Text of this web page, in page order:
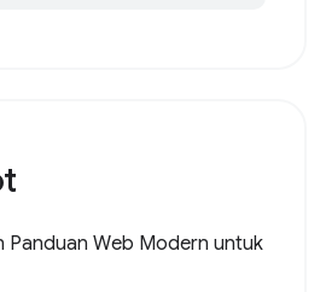
Panduan Web Modern untuk